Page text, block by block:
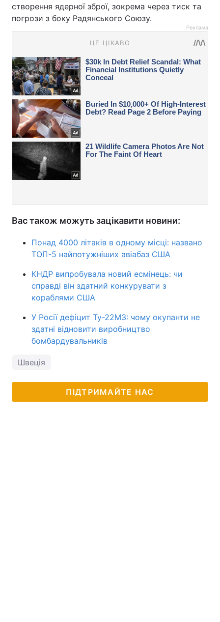
створення ядерної зброї, зокрема через тиск та
погрози з боку Радянського Союзу.
Реклама
Вас також можуть зацікавити новини:
Понад 4000 літаків в одному місці: названо
ТОП-5 найпотужніших авіабаз США
КНДР випробувала новий есмінець: чи
справді він здатний конкурувати з
кораблями США
У Росії дефіцит Ту-22М3: чому окупанти не
здатні відновити виробництво
бомбардувальників
Швеція
ПІДТРИМАЙТЕ НАС